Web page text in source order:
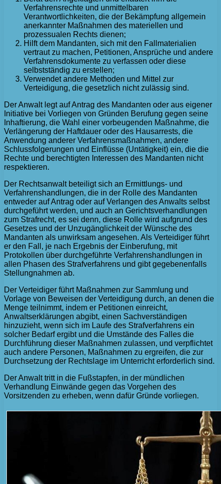
Verfahrensrechte und unmittelbaren
Verantwortlichkeiten, die der Bekämpfung allgemein
anerkannter Maßnahmen des materiellen und
prozessualen Rechts dienen;
Hilft dem Mandanten, sich mit den Fallmaterialien
vertraut zu machen, Petitionen, Ansprüche und andere
Verfahrensdokumente zu verfassen oder diese
selbstständig zu erstellen;
Verwendet andere Methoden und Mittel zur
Verteidigung, die gesetzlich nicht zulässig sind.
Der Anwalt legt auf Antrag des Mandanten oder aus eigener
Initiative bei Vorliegen von Gründen Berufung gegen seine
Inhaftierung, die Wahl einer vorbeugenden Maßnahme, die
Verlängerung der Haftdauer oder des Hausarrests, die
Anwendung anderer Verfahrensmaßnahmen, andere
Schlussfolgerungen und Einflüsse (Untätigkeit) ein, die die
Rechte und berechtigten Interessen des Mandanten nicht
respektieren.
Der Rechtsanwalt beteiligt sich an Ermittlungs- und
Verfahrenshandlungen, die in der Rolle des Mandanten
entweder auf Antrag oder auf Verlangen des Anwalts selbst
durchgeführt werden, und auch an Gerichtsverhandlungen
zum Strafrecht, es sei denn, diese Rolle wird aufgrund des
Gesetzes und der Unzugänglichkeit der Wünsche des
Mandanten als unwirksam angesehen. Als Verteidiger führt
er den Fall, je nach Ergebnis der Einberufung, mit
Protokollen über durchgeführte Verfahrenshandlungen in
allen Phasen des Strafverfahrens und gibt gegebenenfalls
Stellungnahmen ab.
Der Verteidiger führt Maßnahmen zur Sammlung und
Vorlage von Beweisen der Verteidigung durch, an denen die
Menge teilnimmt, indem er Petitionen einreicht,
Anwaltserklärungen abgibt, einen Sachverständigen
hinzuzieht, wenn sich im Laufe des Strafverfahrens ein
solcher Bedarf ergibt und die Umstände des Falles die
Durchführung dieser Maßnahmen zulassen, und verpflichtet
auch andere Personen, Maßnahmen zu ergreifen, die zur
Durchsetzung der Rechtslage im Unterricht erforderlich sind.
Der Anwalt tritt in die Fußstapfen, in der mündlichen
Verhandlung Einwände gegen das Vorgehen des
Vorsitzenden zu erheben, wenn dafür Gründe vorliegen.